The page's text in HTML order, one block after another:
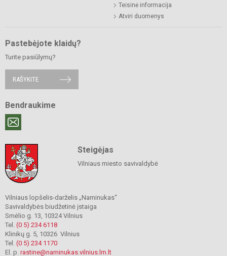
Teisinė informacija
Atviri duomenys
Pastebėjote klaidų?
Turite pasiūlymų?
RAŠYKITE
Bendraukime
Steigėjas
Vilniaus miesto savivaldybė
Vilniaus lopšelis-darželis „Naminukas“
Savivaldybės biudžetinė įstaiga
Smėlio g. 13, 10324 Vilnius
Tel. (0 5) 234 6118
Klinikų g. 5, 10326 Vilnius
Tel. (0 5) 234 1170
El. p. rastine@naminukas.vilnius.lm.lt